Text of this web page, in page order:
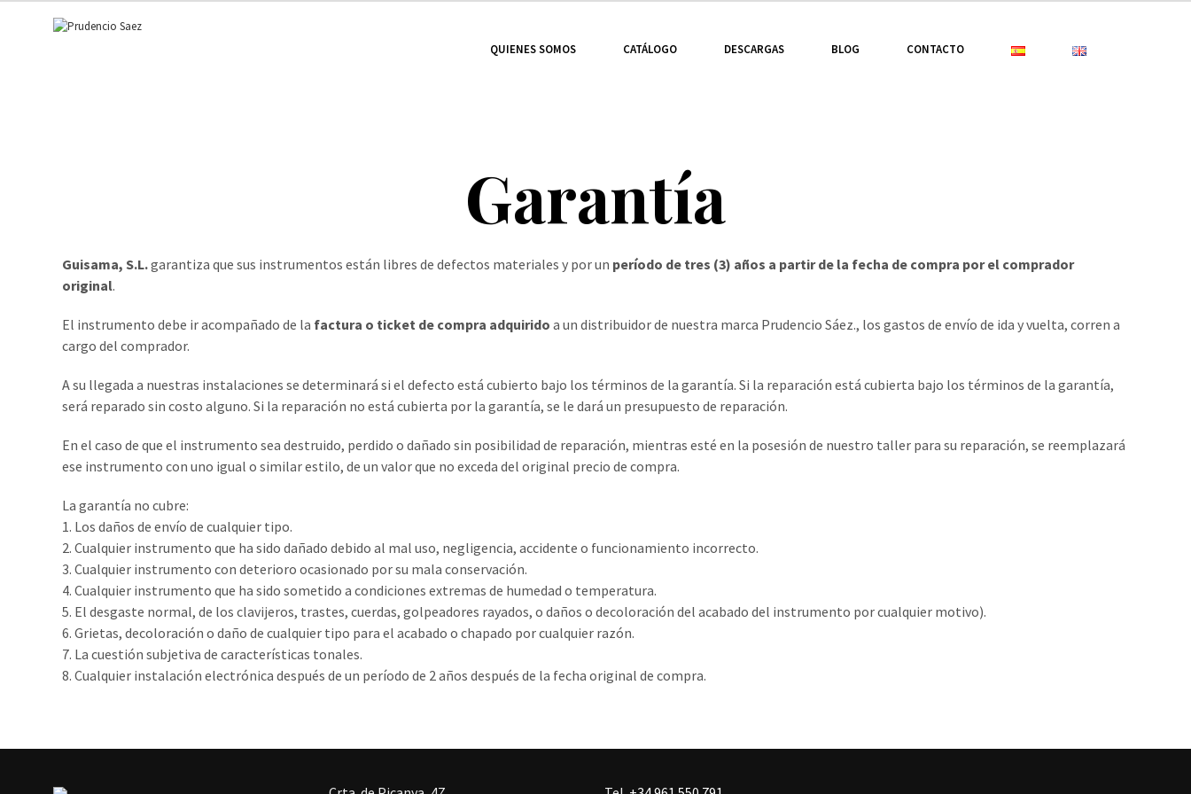
QUIENES SOMOS CATÁLOGO DESCARGAS BLOG CONTACTO
Garantía
Guisama, S.L.garantiza que sus instrumentos están libres de defectos materiales y por un período de tres (3) años a partir de la fecha de compra por el comprador
original.
El instrumento debe ir acompañado de la factura o ticket de compra adquirido a un distribuidor de nuestra marca Prudencio Sáez., los gastos de envío de ida y vuelta, corren a
cargo del comprador.
A su llegada a nuestras instalaciones se determinará si el defecto está cubierto bajo los términos de la garantía. Si la reparación está cubierta bajo los términos de la garantía,
será reparado sin costo alguno. Si la reparación no está cubierta por la garantía, se le dará un presupuesto de reparación.
En el caso de que el instrumento sea destruido, perdido o dañado sin posibilidad de reparación, mientras esté en la posesión de nuestro taller para su reparación, se reemplazará
ese instrumento con uno igual o similar estilo, de un valor que no exceda del original precio de compra.
La garantía no cubre:
1. Los daños de envío de cualquier tipo.
2. Cualquier instrumento que ha sido dañado debido al mal uso, negligencia, accidente o funcionamiento incorrecto.
3. Cualquier instrumento con deterioro ocasionado por su mala conservación.
4. Cualquier instrumento que ha sido sometido a condiciones extremas de humedad o temperatura.
5. El desgaste normal, de los clavijeros, trastes, cuerdas, golpeadores rayados, o daños o decoloración del acabado del instrumento por cualquier motivo).
6. Grietas, decoloración o daño de cualquier tipo para el acabado o chapado por cualquier razón.
7. La cuestión subjetiva de características tonales.
8. Cualquier instalación electrónica después de un período de 2 años después de la fecha original de compra.